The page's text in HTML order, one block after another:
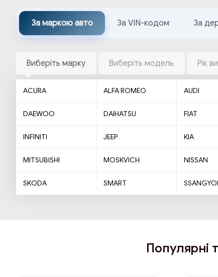
За маркою авто За VIN-кодом За
Виберіть марку Виберіть модель Рік
ACURA ALFA ROMEO AUDI
DAEWOO DAIHATSU FIAT
INFINITI JEEP KIA
MITSUBISHI MOSKVICH NISSAN
SKODA SMART
Популярні